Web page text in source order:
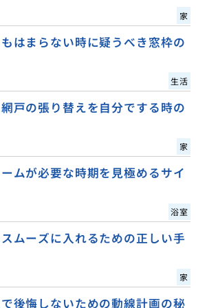
家
はまらない時に疑うべき窓枠の
生活
戸の張り替えを自分でする時の
家
ムが必要な時期を見極めるサイ
浴室
ムーズに入れるための正しい手
家
後悔しないための動線計画の秘